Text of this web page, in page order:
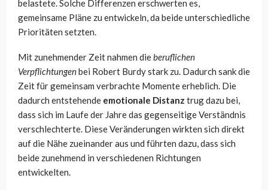
belastete. Solche Differenzen erschwerten es,
gemeinsame Pläne zu entwickeln, da beide unterschiedliche
Prioritäten setzten.
Mit zunehmender Zeit nahmen dieberuflichen
Verpflichtungenbei Robert Burdy stark zu. Dadurch sank die
Zeit für gemeinsam verbrachte Momente erheblich. Die
dadurch entstehende emotionale Distanz trug dazu bei,
dass sich im Laufe der Jahre das gegenseitige Verständnis
verschlechterte. Diese Veränderungen wirkten sich direkt
auf die Nähe zueinander aus und führten dazu, dass sich
beide zunehmend in verschiedenen Richtungen
entwickelten.